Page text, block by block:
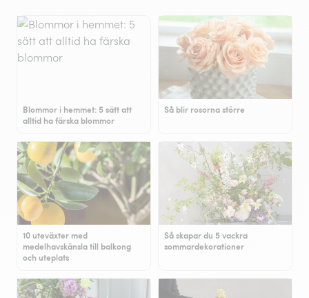
Blommor i hemmet: 5 sätt att
alltid ha färska blommor
Så blir rosorna större
10 uteväxter med
medelhavskänsla till balkong
och uteplats
Så skapar du 5 vackra
sommardekorationer